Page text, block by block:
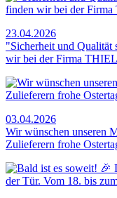
23.04.2026
"Sicherheit und Qualität
wir bei der Firma
03.04.2026
Wir wünschen unseren
Zulieferern frohe